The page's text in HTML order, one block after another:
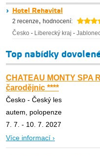
Hotel Rehavital
2 recenze, hodnocení:
Česko - Liberecký kraj -
Top nabídky
CHATEAU MONTY SPA
čarodějnic ****
Česko - Český les
autem, polopenze
7. 7. - 10. 7. 2027
Více informací ›